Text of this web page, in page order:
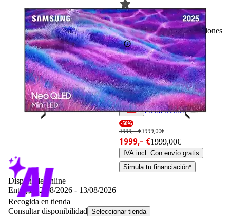
Ficha técnica
839Basado en 839 valoraciones
-50%
3999,– €3999,00€
1999,– €1999,00€
IVA incl. Con envío gratis
Simula tu financiación*
Disponible online
Entrega 12/08/2026 - 13/08/2026
Recogida en tienda
Consultar disponibilidad Seleccionar tienda